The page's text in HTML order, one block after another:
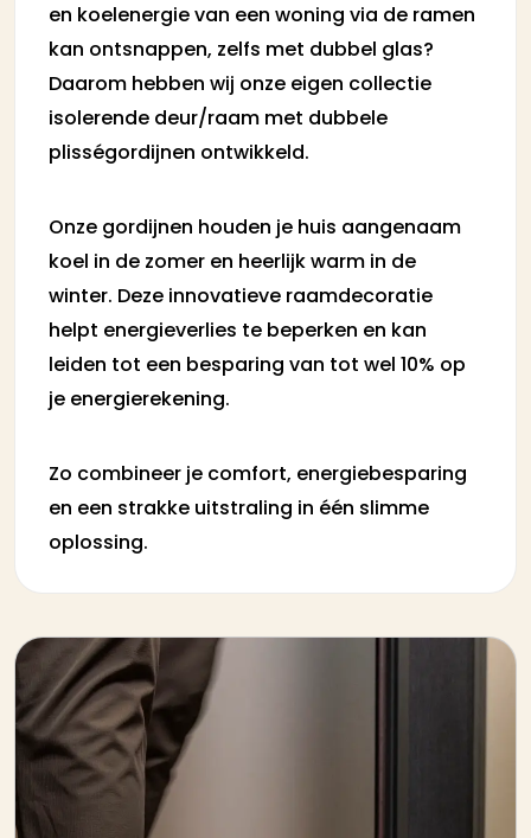
en koelenergie van een woning via de ramen
kan ontsnappen, zelfs met dubbel glas?
Daarom hebben wij onze eigen collectie
isolerende deur/raam met dubbele
plisségordijnen ontwikkeld.
Onze gordijnen houden je huis aangenaam
koel in de zomer en heerlijk warm in de
winter. Deze innovatieve raamdecoratie
helpt energieverlies te beperken en kan
leiden tot een besparing van tot wel 10% op
je energierekening.
Zo combineer je comfort, energiebesparing
en een strakke uitstraling in één slimme
oplossing.